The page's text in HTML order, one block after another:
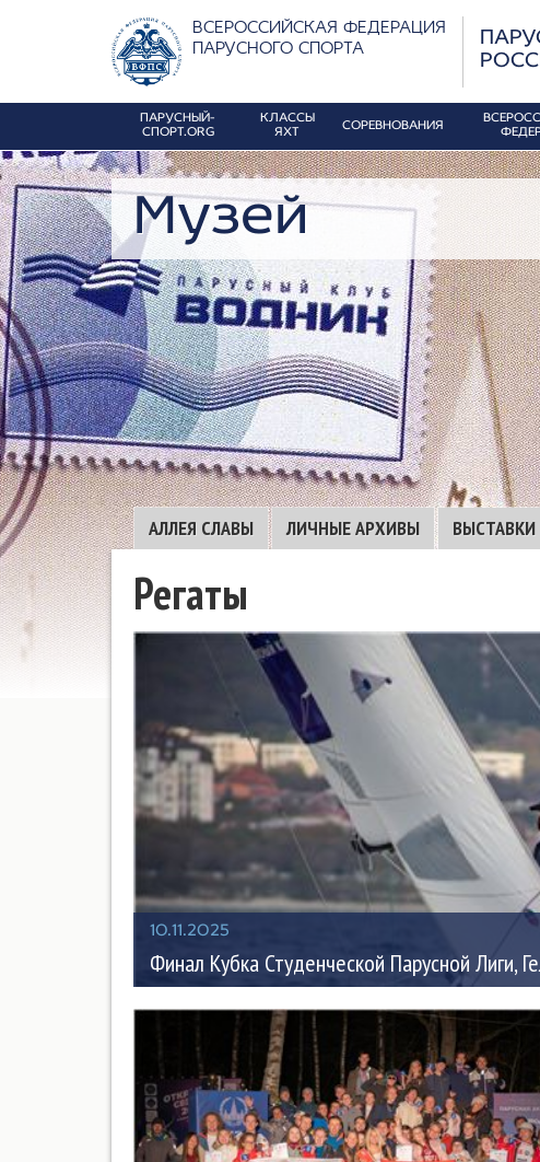
ВСЕРОССИЙСКАЯ ФЕДЕРАЦИЯ
ПАРУСНОГО СПОРТА
ПАРУСНЫЙ-
СПОРТ.ORG
КЛАССЫ
ЯХТ
СОРЕВНОВАНИЯ
Музей
АЛЛЕЯ СЛАВЫ ЛИЧНЫЕ АРХИВЫ ВЫСТАВКИ
Регаты
10.11.2025
Финал Кубка Студенческой Парусной Лиги,